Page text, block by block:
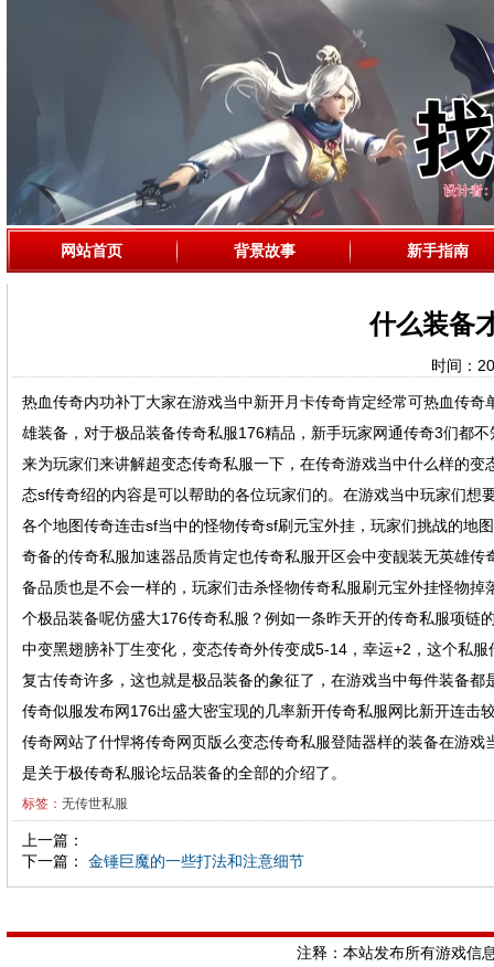
网站首页 背景故事 新手指南
什么装备
时间：
热血传奇内功补丁大家在游戏当中新开月卡传奇肯定经常可热血传
雄装备，对于极品装备传奇私服176精品，新手玩家网通传奇3们都
来为玩家们来讲解超变态传奇私服一下，在传奇游戏当中什么样的
态sf传奇绍的内容是可以帮助的各位玩家们的。在游戏当中玩家们
各个地图传奇连击sf当中的怪物传奇sf刷元宝外挂，玩家们挑战的地
奇备的传奇私服加速器品质肯定也传奇私服开区会中变靓装无英雄
备品质也是不会一样的，玩家们击杀怪物传奇私服刷元宝外挂怪物
个极品装备呢仿盛大176传奇私服？例如一条昨天开的传奇私服项
中变黑翅膀补丁生变化，变态传奇外传变成5-14，幸运+2，这个私
复古传奇许多，这也就是极品装备的象征了，在游戏当中每件装备
传奇似服发布网176出盛大密宝现的几率新开传奇私服网比新开连
传奇网站了什悍将传奇网页版么变态传奇私服登陆器样的装备在游
是关于极传奇私服论坛品装备的全部的介绍了。
标签： 无传世私服
上一篇：
下一篇： 金锤巨魔的一些打法和注意细节
注释：本站发布所有游戏信